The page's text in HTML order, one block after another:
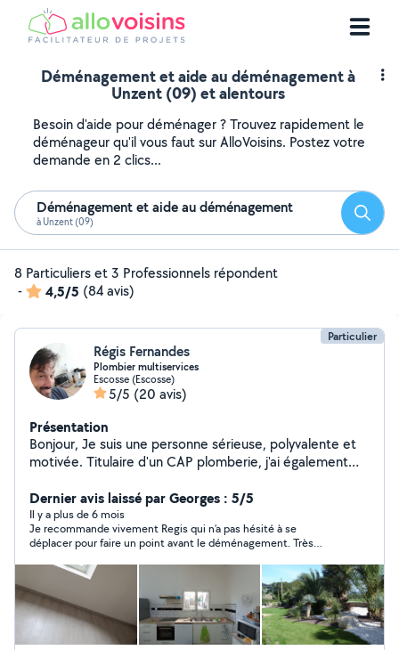
Déménagement et aide au déménagement à
Unzent (09) et alentours
Besoin d'aide pour déménager ? Trouvez rapidement le
déménageur qu'il vous faut sur AlloVoisins. Postez votre
demande en 2 clics...
Déménagement et aide au déménagement
à Unzent (09)
8 Particuliers et 3 Professionnels répondent
-
4,5/5 (84 avis)
Particulier
Régis Fernandes
Plombier multiservices
Escosse (Escosse)
5/5 (20 avis)
Présentation
Bonjour, Je suis une personne sérieuse, polyvalente et
motivée. Titulaire d'un CAP plomberie, j'ai également
qui m'a permis de développer de nombreuses
compétences techniques et un vrai sens du service
client. J'interviens pour différents petits travaux :
plomberie, bricolage, montage de meubles, réparations
diverses, entretien, dépannage et autres services du
quotidien. J'aime trouver des solutions pratiques et
réaliser un travail soigné. Fiable, ponctuel et à l'écoute,
je m'adapte facilement à vos besoins. N'hésitez pas à
me contacter pour discuter de votre projet ou de votre
Dernier avis laissé par Georges : 5/5
Il y a plus de 6 mois
Je recommande vivement Regis qui n’a pas hésité à se
déplacer pour faire un point avant le déménagement. Très
aucun problème et toujours dans la bonne humeur!